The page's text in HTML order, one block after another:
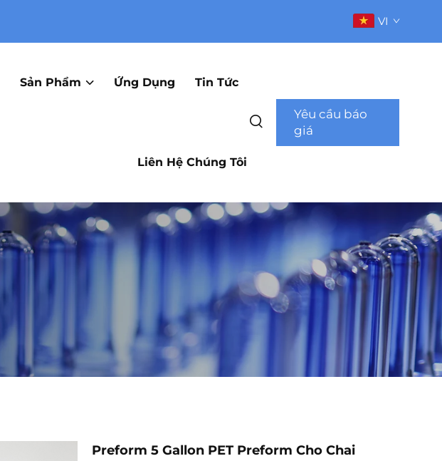
VI
Sản Phẩm Ứng Dụng Tin Tức
Liên Hệ Chúng Tôi
Yêu cầu báo
giá
Preform 5 Gallon PET Preform Cho Chai